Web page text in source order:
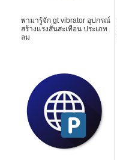
พามารู้จัก gt vibrator อุปกรณ์
สร้างแรงสั่นสะเทือน ประเภท
ลม